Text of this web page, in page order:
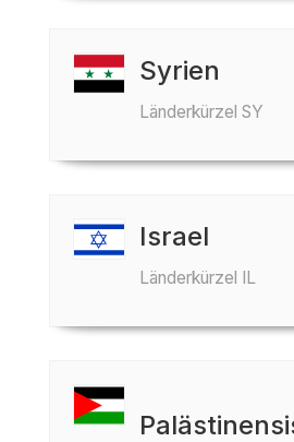
Syrien
Länderkürzel SY
Israel
Länderkürzel IL